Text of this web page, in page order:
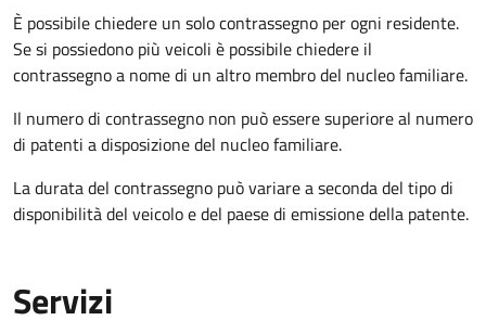
È possibile chiedere un solo contrassegno per ogni residente.
Se si possiedono più veicoli è possibile chiedere il
contrassegno a nome di un altro membro del nucleo familiare.
Il numero di contrassegno non può essere superiore al numero
di patenti a disposizione del nucleo familiare.
La durata del contrassegno può variare a seconda del tipo di
disponibilità del veicolo e del paese di emissione della patente.
Servizi